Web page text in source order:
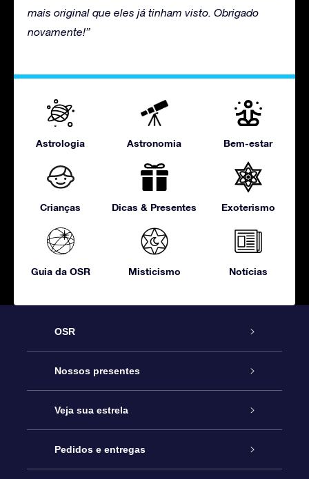
mais original que eles já tinham visto. Obrigado
novamente!”
Astrologia Astronomia Bem-estar
Crianças Dicas & Presentes Exoterismo
Guia da OSR Misticismo Notícias
OSR
Serviço
Entre em contato conosco
Blog
Nossos presentes
Presente estrelar on-line
Pacote de presente da OSR
Veja sua estrela
Star Register
Pedidos e entregas